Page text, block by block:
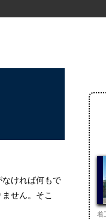
ければ何もで
せん。そこ
着